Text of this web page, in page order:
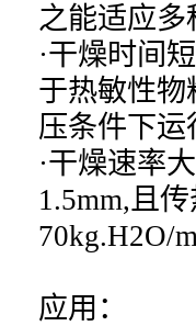
之能适应
·干燥时间
于热敏性
压条件下运
·干燥速率
1.5mm,且
70kg.H2O/
应用：